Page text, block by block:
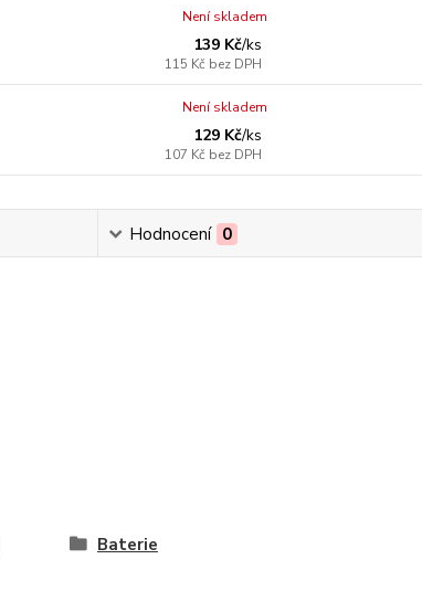
139 Kč/ks
115 Kč bez DPH
Není skladem
129 Kč/ks
107 Kč bez DPH
Není skladem
Hodnocení 0
Baterie